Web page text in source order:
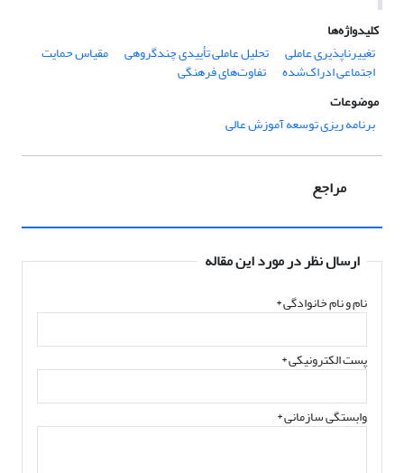
کلیدواژه‌ها
تغییرناپذیری عاملی
تحلیل عاملی تأییدی چندگروهی مقیاس حمایت
اجتماعی ادراک‌شده
تفاوت‌های فرهنگی
موضوعات
برنامه ریزی توسعه آموزش عالی
مراجع
ارسال نظر در مورد این مقاله
نام و نام خانوادگی*
پست الکترونیکی*
وابستگی سازمانی *